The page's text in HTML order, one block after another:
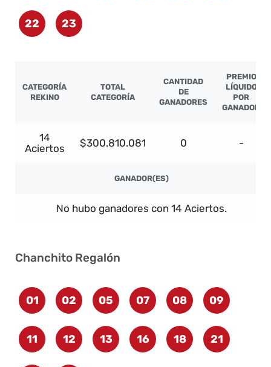
22 23
CATEGORÍA
REKINO
TOTAL
CATEGORÍA
CANTIDAD
DE
GANADORES
PREMIO
LÍQUIDO
POR
GANADOR
14
Aciertos
$300.810.081 0 -
GANADOR(ES)
No hubo ganadores con 14 Aciertos.
Chanchito Regalón
01 02 05 07 08 09
11 12 13 16 18 21